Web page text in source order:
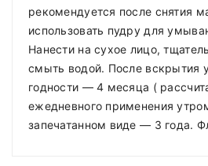
рекомендуется после снятия
использовать пудру для
Нанести на сухое лицо,
смыть водой. После вскрытия
годности — 4 месяца (
ежедневного применения
запечатанном виде — 3 года.